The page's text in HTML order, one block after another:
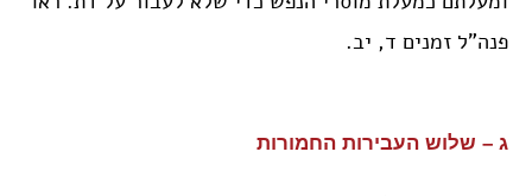
פנה”ל זמנים ד, יב.
ג – שלוש העבירות החמורות